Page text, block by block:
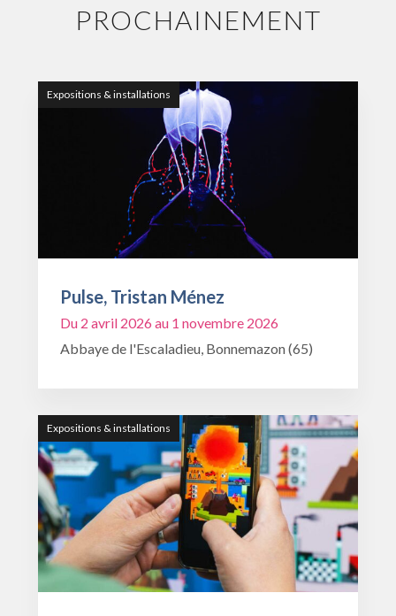
PROCHAINEMENT
Expositions & installations
Pulse, Tristan Ménez
Du 2 avril 2026 au 1 novembre 2026
Abbaye de l'Escaladieu, Bonnemazon (65)
Expositions & installations